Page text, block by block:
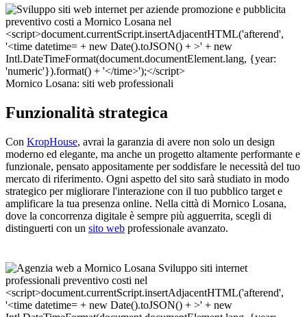
Mornico Losana: siti web professionali
Funzionalità strategica
Con KropHouse, avrai la garanzia di avere non solo un design
moderno ed elegante, ma anche un progetto altamente performante e
funzionale, pensato appositamente per soddisfare le necessità del tuo
mercato di riferimento. Ogni aspetto del sito sarà studiato in modo
strategico per migliorare l'interazione con il tuo pubblico target e
amplificare la tua presenza online. Nella città di Mornico Losana,
dove la concorrenza digitale è sempre più agguerrita, scegli di
distinguerti con un sito web professionale avanzato.